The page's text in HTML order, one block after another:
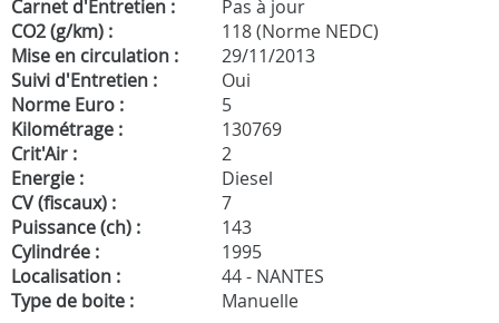
Carnet d'Entretien :
Pas à jour
CO2 (g/km) :
118 (Norme NEDC)
Mise en circulation :
29/11/2013
Suivi d'Entretien :
Oui
Norme Euro :
5
Kilométrage :
130769
Crit'Air :
2
Energie :
Diesel
CV (fiscaux) :
7
Puissance (ch) :
143
Cylindrée :
1995
Localisation :
44 - NANTES
Type de boite :
Manuelle